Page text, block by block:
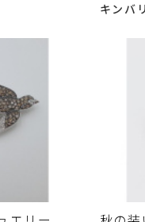
キンバ